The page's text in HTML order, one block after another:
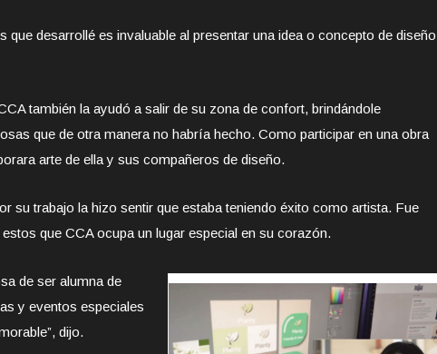
que desarrollé es invaluable al presentar una idea o concepto de diseño
también la ayudó a salir de su zona de confort, brindándole
que de otra manera no habría hecho. Como participar en una obra
arte de ella y sus compañeros de diseño.
su trabajo la hizo sentir que estaba teniendo éxito como artista. Fue
que CCA ocupa un lugar especial en su corazón.
de ser alumna de
y eventos especiales
dijo.